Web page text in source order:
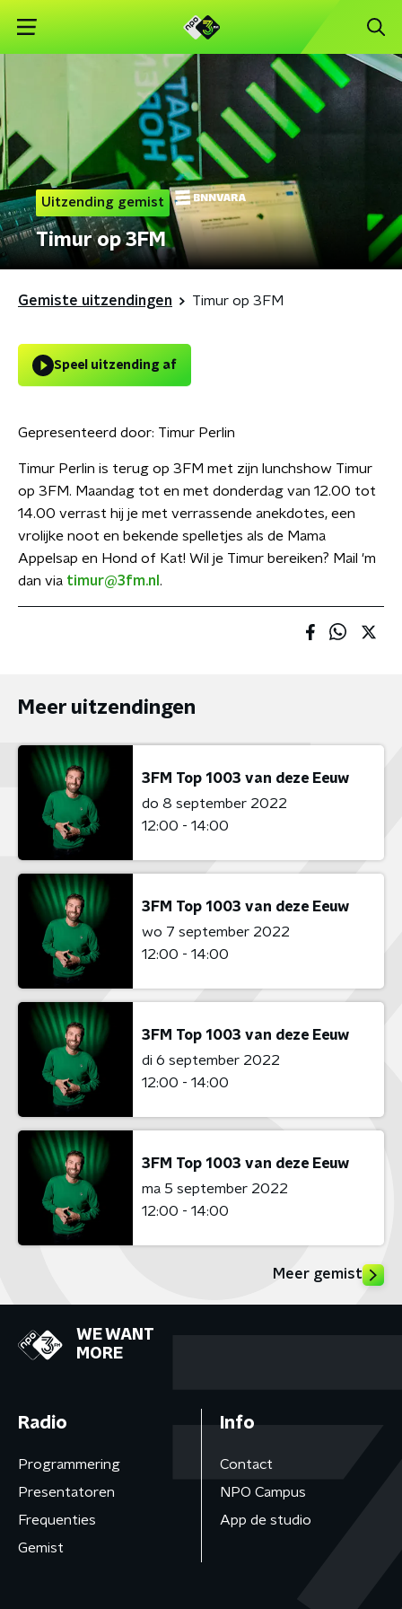
Uitzending gemist
Timur op 3FM
Gemiste uitzendingen Timur op 3FM
Speel uitzending af
Gepresenteerd door: Timur Perlin
Timur Perlin is terug op 3FM met zijn lunchshow Timur
op 3FM. Maandag tot en met donderdag van 12.00 tot
14.00 verrast hij je met verrassende anekdotes, een
vrolijke noot en bekende spelletjes als de Mama
Appelsap en Hond of Kat! Wil je Timur bereiken? Mail 'm
dan via timur@3fm.nl .
Meer uitzendingen
3FM Top 1003 van deze Eeuw
do 8 september 2022
12:00 - 14:00
3FM Top 1003 van deze Eeuw
wo 7 september 2022
12:00 - 14:00
3FM Top 1003 van deze Eeuw
di 6 september 2022
12:00 - 14:00
3FM Top 1003 van deze Eeuw
ma 5 september 2022
12:00 - 14:00
Meer gemist
WE WANT
MORE
Radio
Programmering
Presentatoren
Frequenties
Gemist
Info
Contact
NPO Campus
App de studio